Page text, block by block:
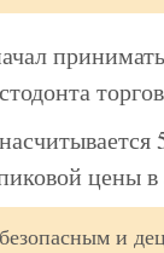
цены в
и